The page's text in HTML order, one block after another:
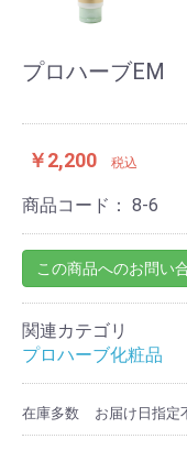
プロハーブEM
￥2,200 税込
商品コード： 8-6
この商品へのお問い
関連カテゴリ
プロハーブ化粧品
在庫多数 お届け日指定